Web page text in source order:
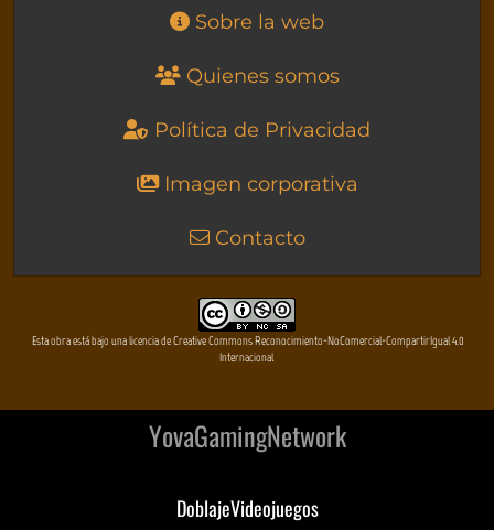
Sobre la web
Quienes somos
Política de Privacidad
Imagen corporativa
Contacto
Esta obra está bajo una licencia de Creative Commons Reconocimiento-NoComercial-CompartirIgual 4.0
Internacional
YovaGamingNetwork
DoblajeVideojuegos